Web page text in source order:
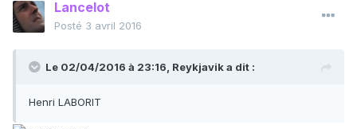
Lancelot
Posté 3 avril 2016
Le 02/04/2016 à 23:16, Reykjavik a dit :
Henri LABORIT